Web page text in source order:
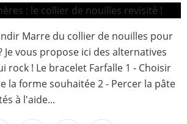
Marre du collier de nouilles pour
Je vous propose ici des alternatives
rock ! Le bracelet Farfalle 1 - Choisir
la forme souhaitée 2 - Percer la pâte
à l'aide...